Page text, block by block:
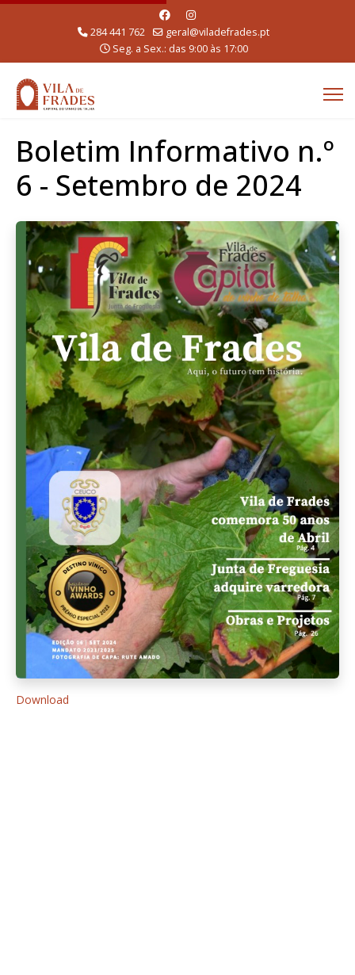
284 441 762
geral@viladefrades.pt
Seg. a Sex.: das 9:00 às 17:00
Boletim Informativo n.º
6 - Setembro de 2024
Download